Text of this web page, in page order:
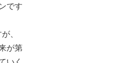
です
、
が第